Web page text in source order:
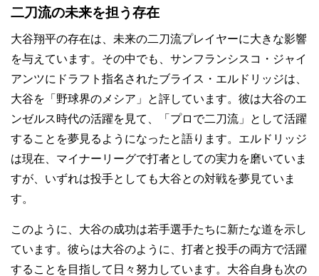
二刀流の未来を担う存在
大谷翔平の存在は、未来の二刀流プレイヤーに大きな影響
を与えています。その中でも、サンフランシスコ・ジャイ
アンツにドラフト指名されたブライス・エルドリッジは、
大谷を「野球界のメシア」と評しています。彼は大谷のエ
ンゼルス時代の活躍を見て、「プロで二刀流」として活躍
することを夢見るようになったと語ります。エルドリッジ
は現在、マイナーリーグで打者としての実力を磨いていま
すが、いずれは投手としても大谷との対戦を夢見ていま
す。
このように、大谷の成功は若手選手たちに新たな道を示し
ています。彼らは大谷のように、打者と投手の両方で活躍
することを目指して日々努力しています。大谷自身も次の